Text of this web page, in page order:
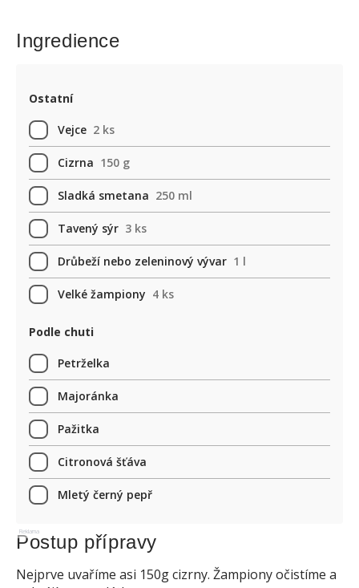
Ingredience
Ostatní
Vejce 2 ks
Cizrna 150 g
Sladká smetana 250 ml
Tavený sýr 3 ks
Drůbeží nebo zeleninový vývar 1 l
Velké žampiony 4 ks
Podle chuti
Petrželka
Majoránka
Pažitka
Citronová šťáva
Mletý černý pepř
Reklama
Postup přípravy
Nejprve uvaříme asi 150g cizrny. Žampiony očistíme a